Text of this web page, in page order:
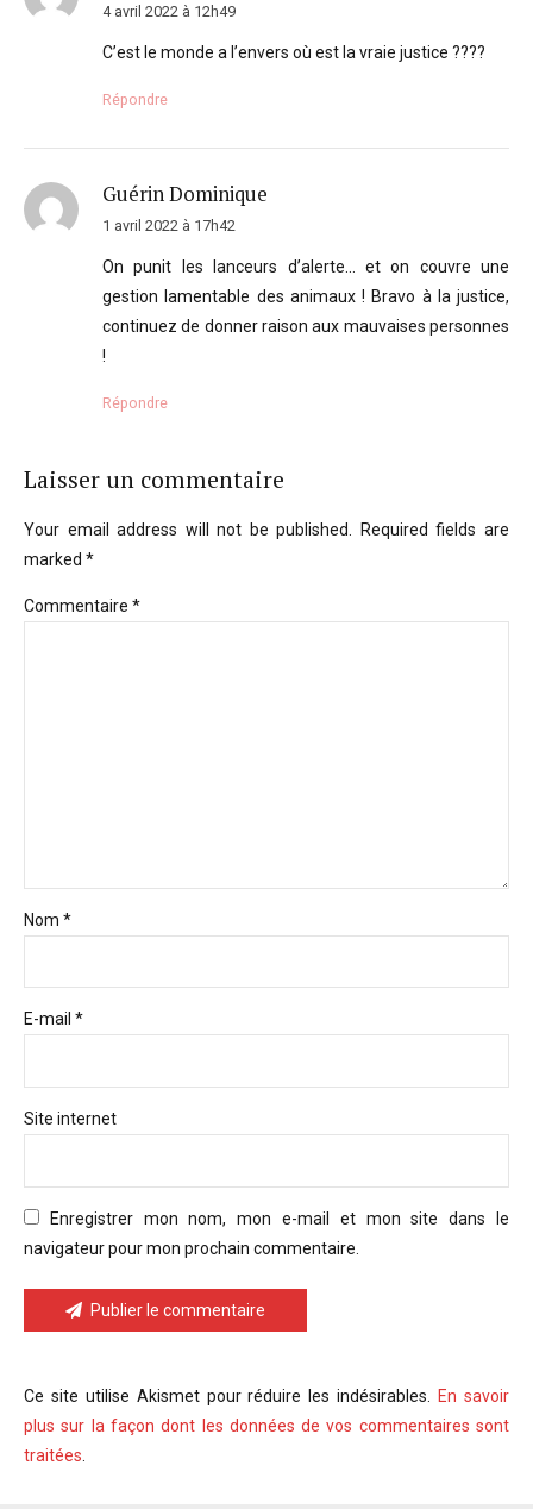
4 avril 2022 à 12h49
C’est le monde a l’envers où est la vraie justice ????
Répondre
Guérin Dominique
1 avril 2022 à 17h42
On punit les lanceurs d’alerte… et on couvre une
gestion lamentable des animaux ! Bravo à la justice,
continuez de donner raison aux mauvaises personnes
!
Répondre
Laisser un commentaire
Your email address will not be published. Required fields are
marked *
Commentaire *
Nom *
E-mail *
Site internet
Enregistrer mon nom, mon e-mail et mon site dans le
navigateur pour mon prochain commentaire.
Publier le commentaire
Ce site utilise Akismet pour réduire les indésirables.
En savoir
plus sur la façon dont les données de vos commentaires sont
traitées